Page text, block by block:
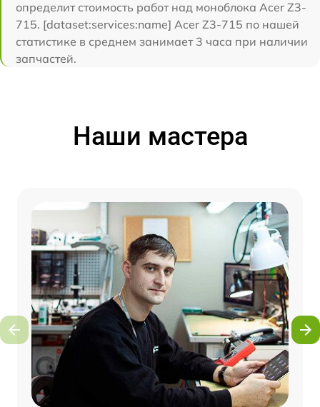
определит стоимость работ над моноблока Acer Z3-
715. [dataset:services:name] Acer Z3-715 по нашей
статистике в среднем занимает 3 часа при наличии
запчастей.
Наши мастера